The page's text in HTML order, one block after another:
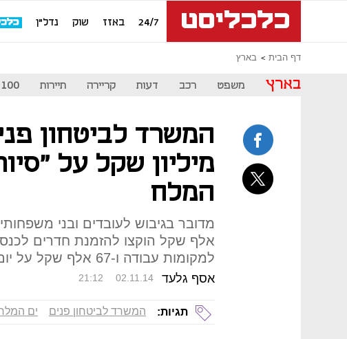
24/7 באזז שוק נדל"ן
דף הבית בארץ
בארץ משפט רכב דעות קריירה תיירות
מיליון שקל על
המלח
אלף שקל הוקצו להזמנת חדרים
למקומות עבודה ו-67 אלף שקל על יום המשפחה במימדיון
אסף גלעד 21:12 02.11.14
תגיות: המשרד לביטחון פנים ים